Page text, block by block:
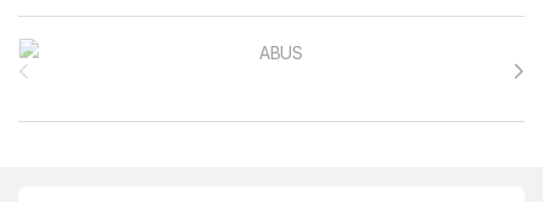
Brands Carousel